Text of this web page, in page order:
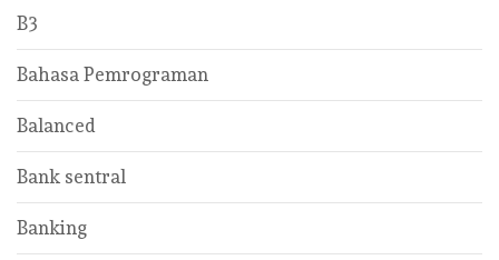
B3
Bahasa Pemrograman
Balanced
Bank sentral
Banking